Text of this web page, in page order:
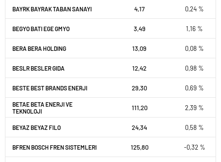
BAYRK BAYRAK TABAN SANAYI 4,17 0,24 %
BEGYO BATI EGE GMYO 3,49 1,16 %
BERA BERA HOLDING 13,09 0,08 %
BESLR BESLER GIDA 12,42 0,98 %
BESTE BEST BRANDS ENERJI 29,30 0,69 %
BETAE BETA ENERJI VE
TEKNOLOJI
111,20 2,39 %
BEYAZ BEYAZ FILO 24,34 0,58 %
BFREN BOSCH FREN SISTEMLERI 125,80 -0,32 %